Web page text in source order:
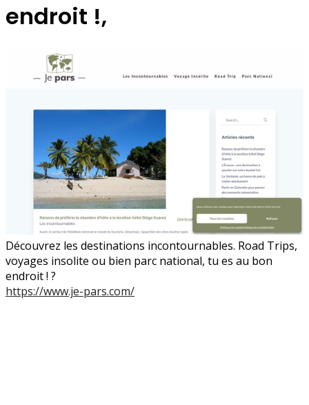
endroit !,
Découvrez les destinations incontournables. Road Trips,
voyages insolite ou bien parc national, tu es au bon
endroit ! ?
https://www.je-pars.com/